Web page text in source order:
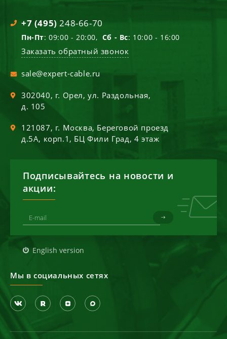
+7 (495) 248-66-70
Пн-Пт: 09:00 - 20:00, Сб - Вс: 10:00 - 16:00
Заказать обратный звонок
sale@expert-cable.ru
302040, г. Орел,ул. Раздольная,
д. 105
121087, г. Москва, Береговой проезд
д.5А, корп.1, БЦ Фили Град, 4 этаж
Подписывайтесь на новости и
акции:
English version
Мы в социальных сетях